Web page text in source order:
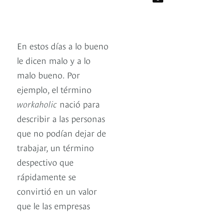
En estos días a lo bueno
le dicen malo y a lo
malo bueno. Por
ejemplo, el término
workaholic nació para
describir a las personas
que no podían dejar de
trabajar, un término
despectivo que
rápidamente se
convirtió en un valor
que le las empresas